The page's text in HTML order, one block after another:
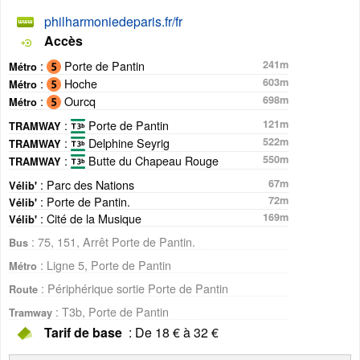
philharmoniedeparis.fr/fr
Accès
Métro : Porte de Pantin
241m
Métro : Hoche
603m
Métro : Ourcq
698m
TRAMWAY : Porte de Pantin
121m
TRAMWAY : Delphine Seyrig
522m
TRAMWAY : Butte du Chapeau Rouge
550m
Vélib' : Parc des Nations
67m
Vélib' : Porte de Pantin.
72m
Vélib' : Cité de la Musique
169m
Bus : 75, 151, Arrêt Porte de Pantin.
Métro : Ligne 5, Porte de Pantin
Route : Périphérique sortie Porte de Pantin
Tramway : T3b, Porte de Pantin
Tarif de base : De 18 € à 32 €